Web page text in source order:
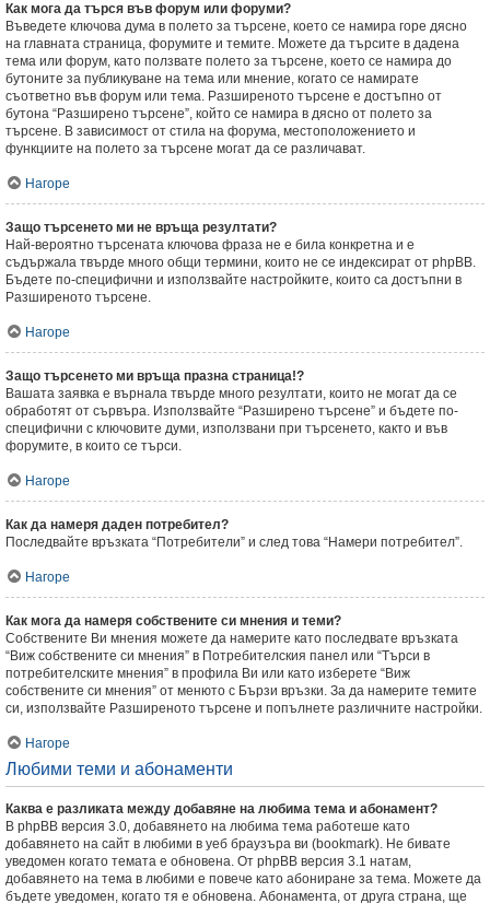
Как мога да търся във форум или форуми?
Въведете ключова дума в полето за търсене, което се намира горе дясно
на главната страница, форумите и темите. Можете да търсите в дадена
тема или форум, като ползвате полето за търсене, което се намира до
бутоните за публикуване на тема или мнение, когато се намирате
съответно във форум или тема. Разширеното търсене е достъпно от
бутона “Разширено търсене”, който се намира в дясно от полето за
търсене. В зависимост от стила на форума, местоположението и
функциите на полето за търсене могат да се различават.
Нагоре
Защо търсенето ми не връща резултати?
Най-вероятно търсената ключова фраза не е била конкретна и е
съдържала твърде много общи термини, които не се индексират от phpBB.
Бъдете по-специфични и използвайте настройките, които са достъпни в
Разширеното търсене.
Нагоре
Защо търсенето ми връща празна страница!?
Вашата заявка е върнала твърде много резултати, които не могат да се
обработят от сървъра. Използвайте “Разширено търсене” и бъдете по-
специфични с ключовите думи, използвани при търсенето, както и във
форумите, в които се търси.
Нагоре
Как да намеря даден потребител?
Последвайте връзката “Потребители” и след това “Намери потребител”.
Нагоре
Как мога да намеря собствените си мнения и теми?
Собствените Ви мнения можете да намерите като последвате връзката
“Виж собствените си мнения” в Потребителския панел или “Търси в
потребителските мнения” в профила Ви или като изберете “Виж
собствените си мнения” от менюто с Бързи връзки. За да намерите темите
си, използвайте Разширеното търсене и попълнете различните настройки.
Нагоре
Любими теми и абонаменти
Каква е разликата между добавяне на любима тема и абонамент?
В phpBB версия 3.0, добавянето на любима тема работеше като
добавянето на сайт в любими в уеб браузъра ви (bookmark). Не бивате
уведомен когато темата е обновена. От phpBB версия 3.1 натам,
добавянето на тема в любими е повече като абониране за тема. Можете да
бъдете уведомен, когато тя е обновена. Абонамента, от друга страна, ще